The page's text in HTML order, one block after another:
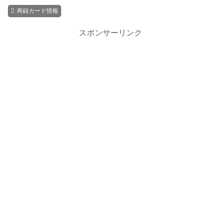
再録カード情報
スポンサーリンク